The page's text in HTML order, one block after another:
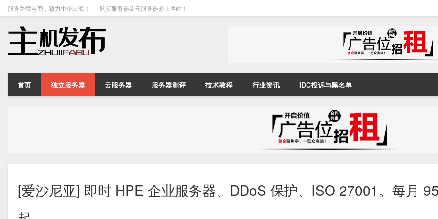
服务跨境电商，致力中企出海！ 购买服务器及云服务器必上网站！
首页 独立服务器 云服务器 服务器测评 技术教程 行业资讯 IDC投诉与黑名单
[爱沙尼亚] 即时 HPE 企业服务器、DDoS 保护、ISO 27001。每月